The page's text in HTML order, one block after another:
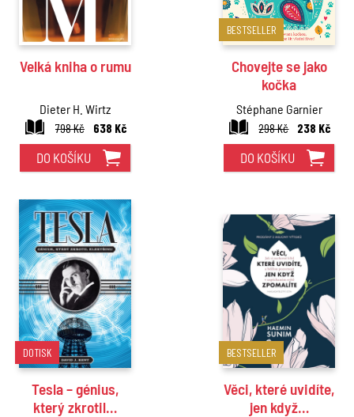
Velká kniha o rumu
Dieter H. Wirtz
798 Kč
638 Kč
DO KOŠÍKU
BESTSELLER
Chovejte se jako
kočka
Stéphane Garnier
298 Kč
238 Kč
DO KOŠÍKU
DOTISK
Tesla – génius,
který zkrotil…
BESTSELLER
Věci, které uvidíte,
jen když…